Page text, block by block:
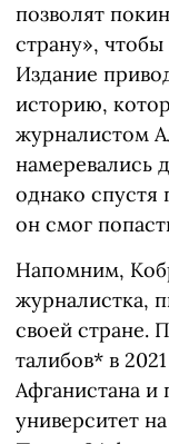
позволят
страну», чтобы
Издание
историю,
журналистом
намеревались
однако
он смог
Напомним,
журналистка,
своей стране.
талибов* в
Афганистана и
университет